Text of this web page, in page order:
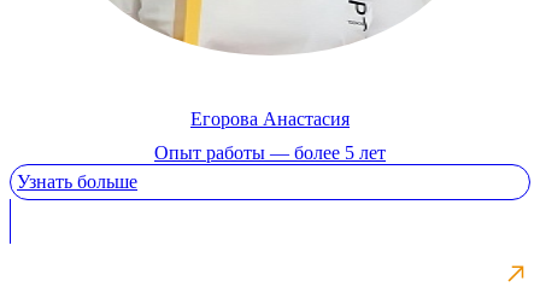
Егорова Анастасия
Опыт работы — более 5 лет
Узнать больше